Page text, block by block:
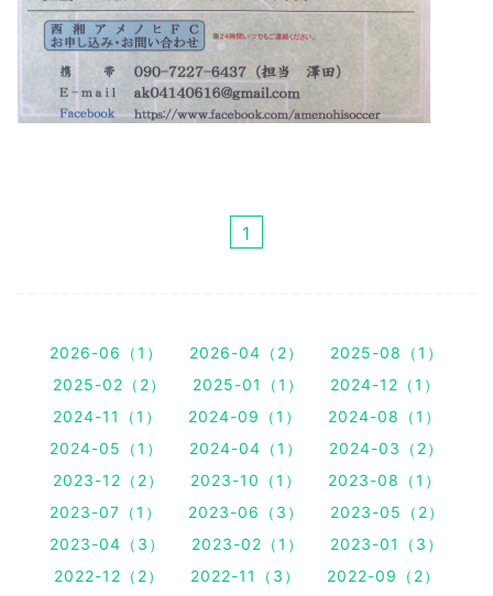
1
2026-06（1） 2026-04（2）
2025-08（1）
2025-02（2）
2025-01（1）
2024-12（1）
2024-11（1）
2024-09（1）
2024-08（1）
2024-05（1）
2024-04（1）
2024-03（2）
2023-12（2）
2023-10（1）
2023-08（1）
2023-07（1）
2023-06（3）
2023-05（2）
2023-04（3）
2023-02（1）
2023-01（3）
2022-12（2）
2022-11（3）
2022-09（2）